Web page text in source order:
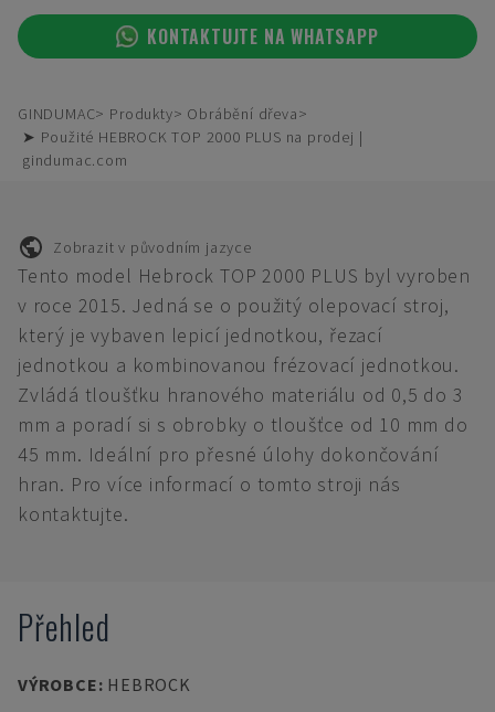
KONTAKTUJTE NA WHATSAPP
GINDUMAC Produkty
Obrábění dřeva
➤ Použité HEBROCK TOP 2000 PLUS na prodej |
gindumac.com
Zobrazit v původním jazyce
Tento model Hebrock TOP 2000 PLUS byl vyroben
v roce 2015. Jedná se o použitý olepovací stroj,
který je vybaven lepicí jednotkou, řezací
jednotkou a kombinovanou frézovací jednotkou.
Zvládá tloušťku hranového materiálu od 0,5 do 3
mm a poradí si s obrobky o tloušťce od 10 mm do
45 mm. Ideální pro přesné úlohy dokončování
hran. Pro více informací o tomto stroji nás
kontaktujte.
Přehled
VÝROBCE: HEBROCK